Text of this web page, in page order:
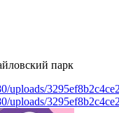
парк
uploads/
uploads/